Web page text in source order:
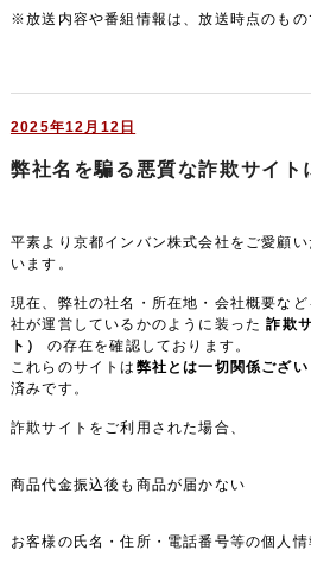
※放送内容や番組情報は、放送時点のもの
2025年12月12日
弊社名を騙る悪質な詐欺サイト
平素より京都インバン株式会社をご愛顧
います。
現在、弊社の社名・所在地・会社概要な
社が運営しているかのように装った詐欺
ト）
の存在を確認しております。
これらのサイトは 弊社とは一切関係ござい
済みです。
詐欺サイトをご利用された場合、
商品代金振込後も商品が届かない
お客様の氏名・住所・電話番号等の個人